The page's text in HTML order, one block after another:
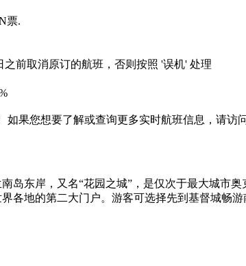
票.
前取消原订的航班，否则按照 '误机' 处理
如果您想要了解或查询更多实时航班信息，请访
岛东岸，又名“花园之城”，是仅次于最大城市
各地的第二大门户。游客可选择先到基督城畅游